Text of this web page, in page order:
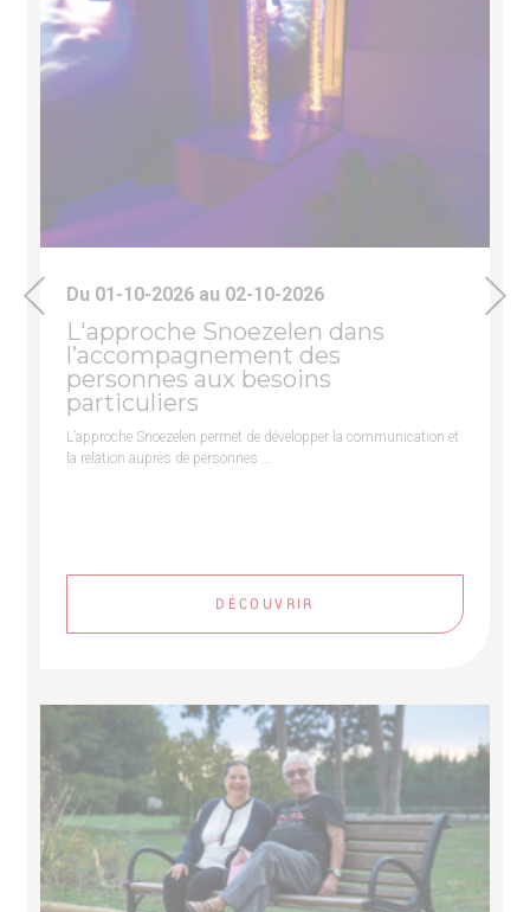
Du 01-10-2026 au 02-10-2026
L'approche Snoezelen dans
l’accompagnement des
personnes aux besoins
particuliers
L’approche Snoezelen permet de développer la communication et
la relation auprès de personnes …
DÉCOUVRIR